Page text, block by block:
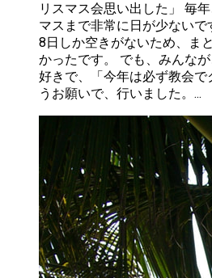
リスマス会思い出した」 毎
マスまで非常に日が少ない
8日しか空きがないため、ま
かったです。 でも、みんな
好きで、「今年は必ず教会
うお願いで、行いました。...